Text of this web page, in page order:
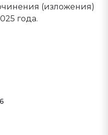
(изложения)
года.